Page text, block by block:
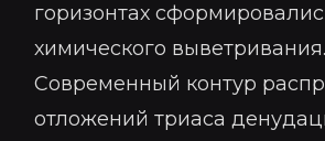
горизонтах
химического выветривания.
Современный контур
отложений триаса